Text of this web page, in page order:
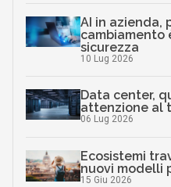
AI in azienda,
cambiamento
sicurezza
10 Lug 2026
Data center,
attenzione al
06 Lug 2026
Ecosistemi
nuovi modelli
15 Giu 2026